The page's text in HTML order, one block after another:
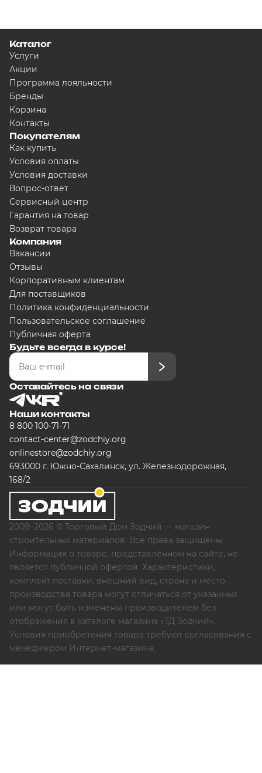
Каталог
Услуги
Акции
Программа лояльности
Бренды
Корзина
Контакты
Покупателям
Как купить
Условия оплаты
Условия доставки
Вопрос-ответ
Сервисный центр
Гарантия на товар
Возврат товара
Компания
Вакансии
Отзывы
Корпоративным клиентам
Для поставщиков
Политика конфиденциальности
Пользовательское соглашение
Публичная оферта
Будьте всегда в курсе!
Оставайтесь на связи
Наши контакты
8 800 100-71-71
contact-center@zodchiy.org
onlinestore@zodchiy.org
693000 г. Южно-Сахалинск, ул. Железнодорожная,
168/2
2009–2026 © Торговый Дом Зодчий — магазин
строительных материалов. Все права защищены.
Информация о товаре, представленном на сайте, не
является публичной офертой. Характеристики,
комплект поставки, внешний вид, страна и место
производства товара могут отличаться от указанных
или могут быть изменены производителем без
отображения в каталоге магазина «ТД Зодчий».
Условия приобретения товара требуют согласования с
менеджером Интернет-магазина.